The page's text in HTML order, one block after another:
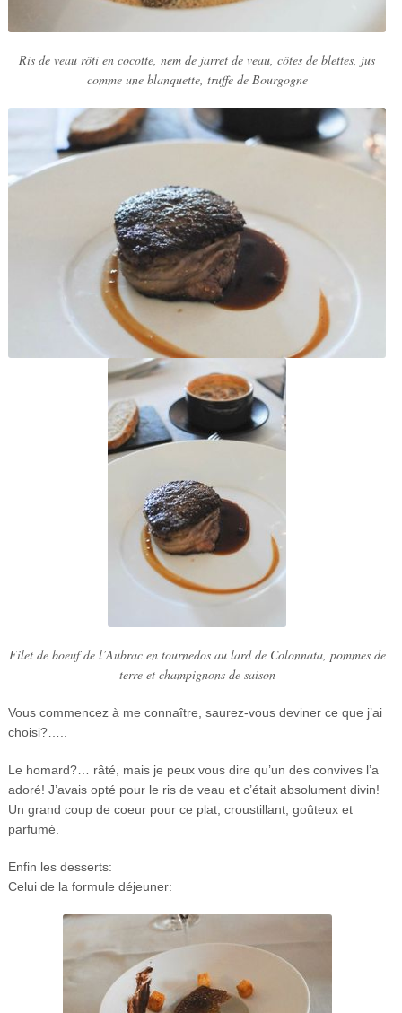
Ris de veau rôti en cocotte, nem de jarret de veau, côtes de blettes, jus
comme une blanquette, truffe de Bourgogne
Filet de boeuf de l’Aubrac en tournedos au lard de Colonnata, pommes de
terre et champignons de saison
Vous commencez à me connaître, saurez-vous deviner ce que j’ai
choisi?…..
Le homard?… râté, mais je peux vous dire qu’un des convives l’a
adoré! J’avais opté pour le ris de veau et c’était absolument divin!
Un grand coup de coeur pour ce plat, croustillant, goûteux et
parfumé.
Enfin les desserts:
Celui de la formule déjeuner: